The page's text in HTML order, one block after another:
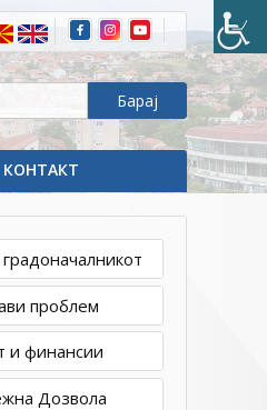
КОНТАКТ
проблем
и финансии
Дозвола